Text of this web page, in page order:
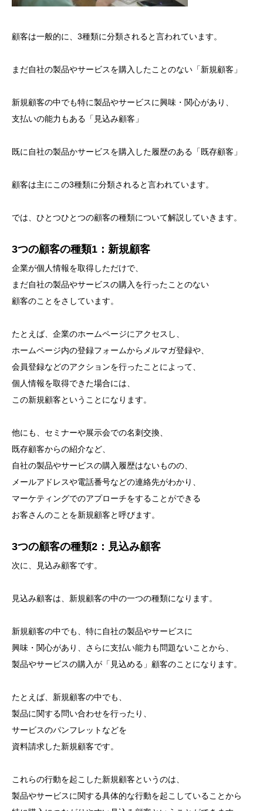
顧客は一般的に、3種類に分類されると言われています。
まだ自社の製品やサービスを購入したことのない「新規顧客」
新規顧客の中でも特に製品やサービスに興味・関心があり、
支払いの能力もある「見込み顧客」
既に自社の製品かサービスを購入した履歴のある「既存顧客」
顧客は主にこの3種類に分類されると言われています。
では、ひとつひとつの顧客の種類について解説していきます。
3つの顧客の種類1：新規顧客
企業が個人情報を取得しただけで、
まだ自社の製品やサービスの購入を行ったことのない
顧客のことをさしています。
たとえば、企業のホームページにアクセスし、
ホームページ内の登録フォームからメルマガ登録や、
会員登録などのアクションを行ったことによって、
個人情報を取得できた場合には、
この新規顧客ということになります。
他にも、セミナーや展示会での名刺交換、
既存顧客からの紹介など、
自社の製品やサービスの購入履歴はないものの、
メールアドレスや電話番号などの連絡先がわかり、
マーケティングでのアプローチをすることができる
お客さんのことを新規顧客と呼びます。
3つの顧客の種類2：見込み顧客
次に、見込み顧客です。
見込み顧客は、新規顧客の中の一つの種類になります。
新規顧客の中でも、特に自社の製品やサービスに
興味・関心があり、さらに支払い能力も問題ないことから、
製品やサービスの購入が「見込める」顧客のことになります。
たとえば、新規顧客の中でも、
製品に関する問い合わせを行ったり、
サービスのパンフレットなどを
資料請求した新規顧客です。
これらの行動を起こした新規顧客というのは、
製品やサービスに関する具体的な行動を起こしていることから